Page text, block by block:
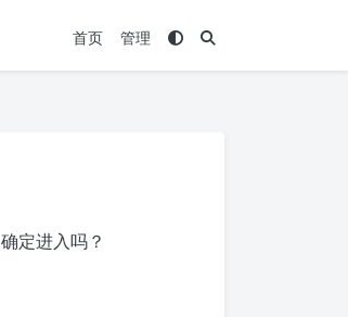
首页 管理
定进入吗？